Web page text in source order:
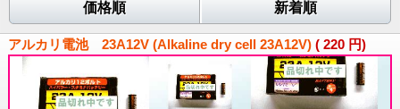
価格順 新着順
アルカリ電池 23A12V (Alkaline dry cell 23A12V) ( 220 円)